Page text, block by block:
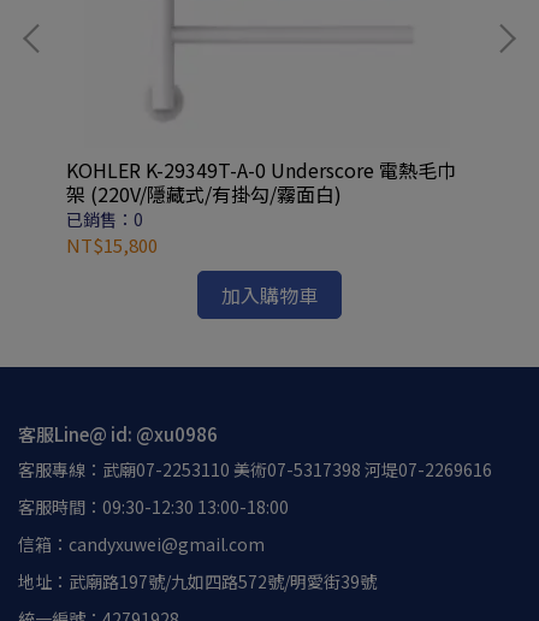
KOHLER K-29349T-A-0 Underscore 電熱毛巾
架 (220V/隱藏式/有掛勾/霧面白)
已銷售：0
NT$15,800
加入購物車
客服Line@ id: @xu0986
客服專線：武廟07-2253110 美術07-5317398 河堤07-2269616
客服時間：09:30-12:30 13:00-18:00
信箱：candyxuwei@gmail.com
地址：武廟路197號/九如四路572號/明愛街39號